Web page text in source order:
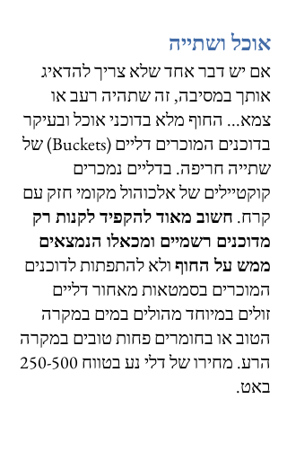
אוכל ושתייה
אם יש דבר אחד שלא צריך להדאיג
אותך במסיבה, זה שתהיה רעב או
צמא... החוף מלא בדוכני אוכל ובעיקר
בדוכנים המוכרים דליים (Buckets) של
שתייה חריפה. בדליים נמכרים
קוקטיילים של אלכוהול מקומי חזק עם
קרח. חשוב מאוד להקפיד לקנות רק
מדוכנים רשמיים ומכאלו הנמצאים
ממש על החוף ולא להתפתות לדוכנים
המוכרים בסמטאות מאחור דליים
זולים במיוחד מהולים במים במקרה
הטוב או בחומרים פחות טובים במקרה
באט.